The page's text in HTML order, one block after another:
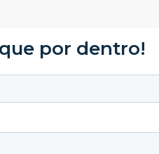
por dentro!